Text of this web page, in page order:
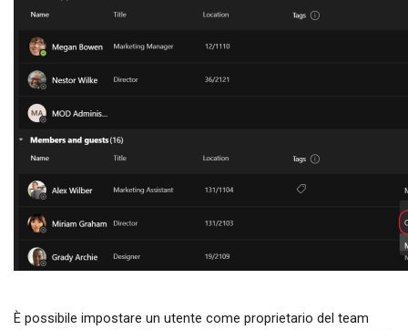
È possibile impostare un utente come proprietario del team